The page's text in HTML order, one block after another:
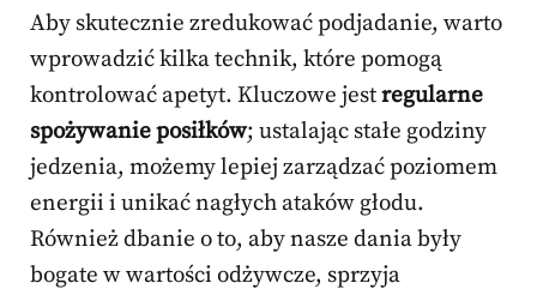
Aby skutecznie zredukować podjadanie, warto
wprowadzić kilka technik, które pomogą
kontrolować apetyt. Kluczowe jestregularne
spożywanie posiłków; ustalając stałe godziny
jedzenia, możemy lepiej zarządzać poziomem
energii i unikać nagłych ataków głodu.
Również dbanie o to, aby nasze dania były
bogate w wartości odżywcze, sprzyja